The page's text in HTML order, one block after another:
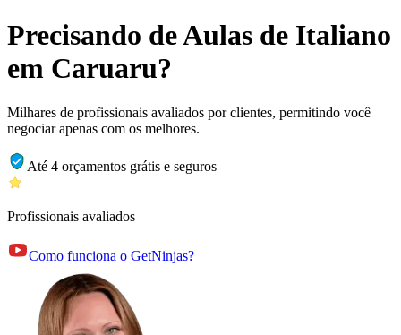
Precisando de Aulas de Italiano
em Caruaru?
Milhares de profissionais avaliados por clientes, permitindo você
negociar apenas com os melhores.
Até 4 orçamentos grátis e seguros
Profissionais avaliados
Como funciona o GetNinjas?